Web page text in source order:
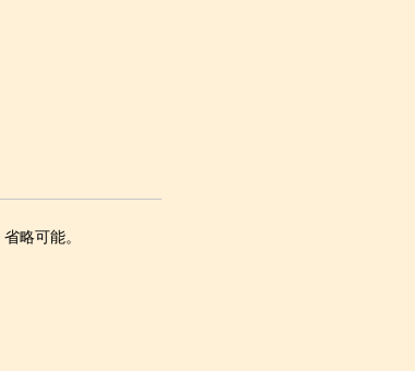
略可能。